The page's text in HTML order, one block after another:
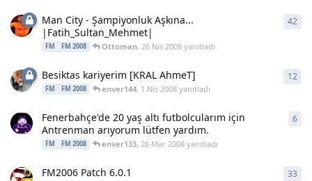
Man City - Şampiyonluk Aşkına...
|Fatih_Sultan_Mehmet|
FM FM 2008 Ottoman, 26 Nis 2008yanıtladı
42
Besiktas kariyerim [KRAL AhmeT]
FM FM 2008 enver144, 1 Nis 2008yanıtladı
12
Fenerbahçe'de 20 yaş altı futbolcularım için
Antrenman arıyorum lütfen yardım.
FM FM 2008 enver133, 26 Mar 2008yanıtladı
6
FM2006 Patch 6.0.1 33